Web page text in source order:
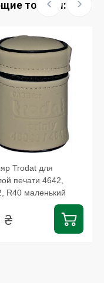
товары:
Trodat для
печати 4642,
R40 маленький
₴